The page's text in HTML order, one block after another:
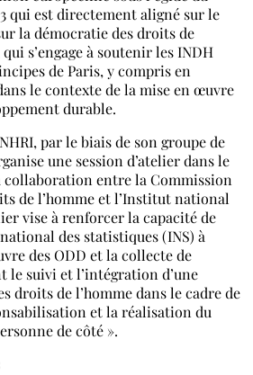
qui est directement aligné sur le
la démocratie des droits de
s’engage à soutenir les INDH
de Paris, y compris en
le contexte de la mise en œuvre
durable.
par le biais de son groupe de
une session d’atelier dans le
entre la Commission
de l’homme et l’Institut national
vise à renforcer la capacité de
des statistiques (INS) à
des ODD et la collecte de
le suivi et l’intégration d’une
droits de l’homme dans le cadre de
et la réalisation du
de côté ».